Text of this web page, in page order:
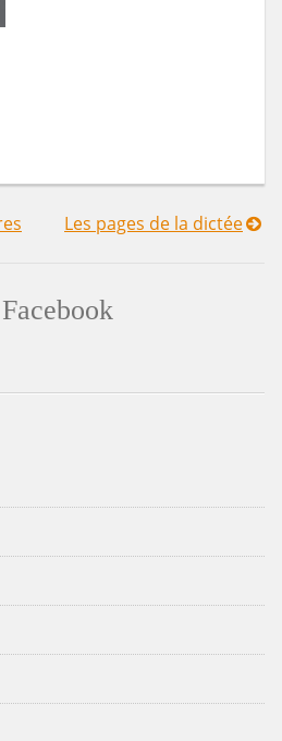
Les pages de la dictée